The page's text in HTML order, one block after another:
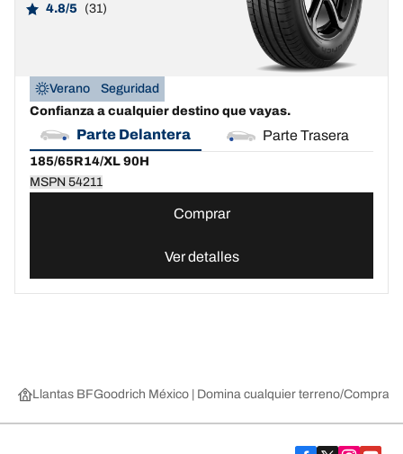
4.8/5 (31)
Verano
Seguridad
Confianza a cualquier destino que vayas.
Parte Delantera Parte Trasera
185/65R14/XL 90H
MSPN 54211
Comprar
Ver detalles
Llantas BFGoodrich México | Domina cualquier terreno Compra